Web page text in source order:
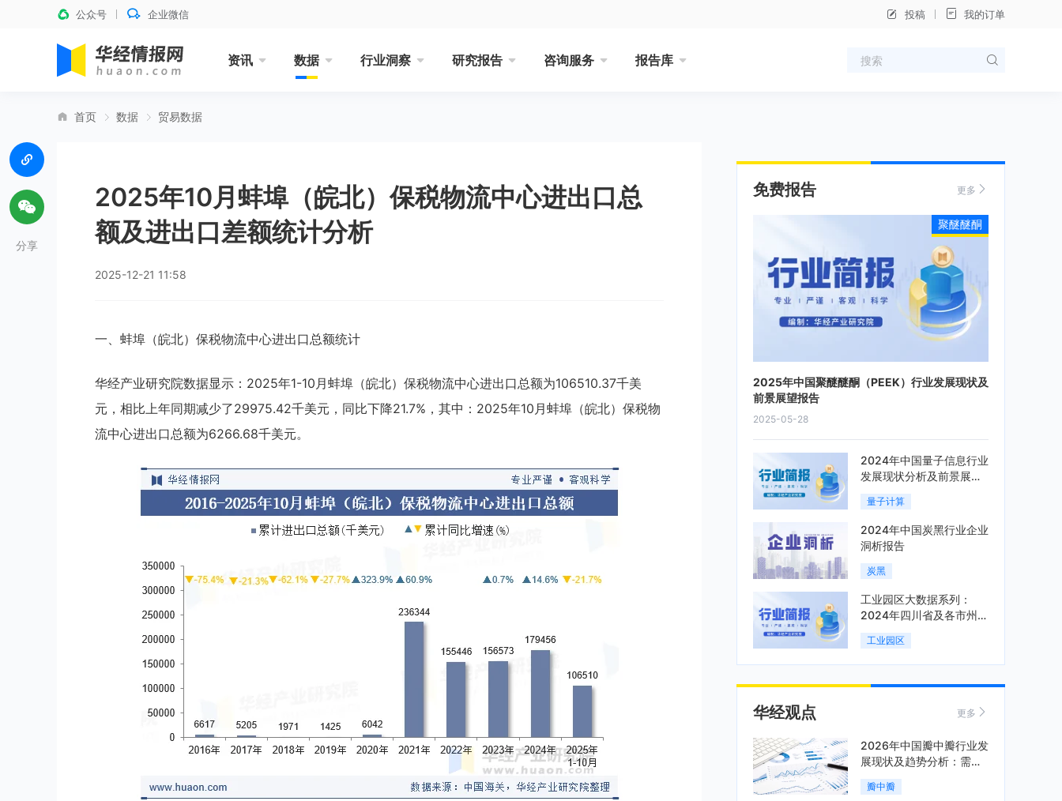
公众号 企业微信 投稿 我的订单
资讯 数据 行业洞察 研究报告 咨询服务 报告库
首页 数据 贸易数据
2025年10月蚌埠（皖北）保税物流中心进出口总
额及进出口差额统计分析
2025-12-21 11:58
一、蚌埠（皖北）保税物流中心进出口总额统计
华经产业研究院数据显示：2025年1-10月蚌埠（皖北）保税物流中心进出口总额为106510.37千美
元，相比上年同期减少了29975.42千美元，同比下降21.7%，其中：2025年10月蚌埠（皖北）保税物
流中心进出口总额为6266.68千美元。
分享
免费报告 更多
2025年中国聚醚醚酮（PEEK）行业发展现状及
前景展望报告
2025-05-28
聚醚醚酮
2024年中国量子信息行业
发展现状分析及前景展望
报告
量子计算
2024年中国炭黑行业企业
洞析报告
炭黑
工业园区大数据系列：
2024年四川省及各市州工
业园区全景洞析报告
工业园区
华经观点 更多
2026年中国瓣中瓣行业发
展现状及趋势分析：需求
可持续释放，市场发展前
景良好「图」
瓣中瓣